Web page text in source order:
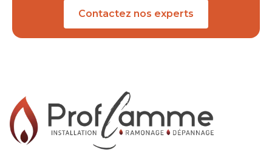
Contactez nos experts